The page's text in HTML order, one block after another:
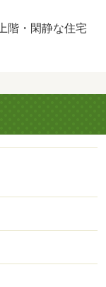
Ｖインターホン
ックス／システ
所／エレベータ
人入居相談／バ
ネット使用料不
ＤＫ１２畳以上
納／敷金・礼金
件／初期費用カ
局）まで５４５
で５４５ｍ／ロ
行松前支店（銀
筒井店（ドラッ
階・閑静な住宅